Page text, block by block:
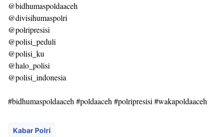
@bidhumaspoldaaceh
@divisihumaspolri
@polripresisi
@polisi_peduli
@polisi_ku
@halo_polisi
@polisi_indonesia
#bidhumaspoldaaceh #poldaaceh #polripresisi #wakapoldaaceh
Kabar Polri